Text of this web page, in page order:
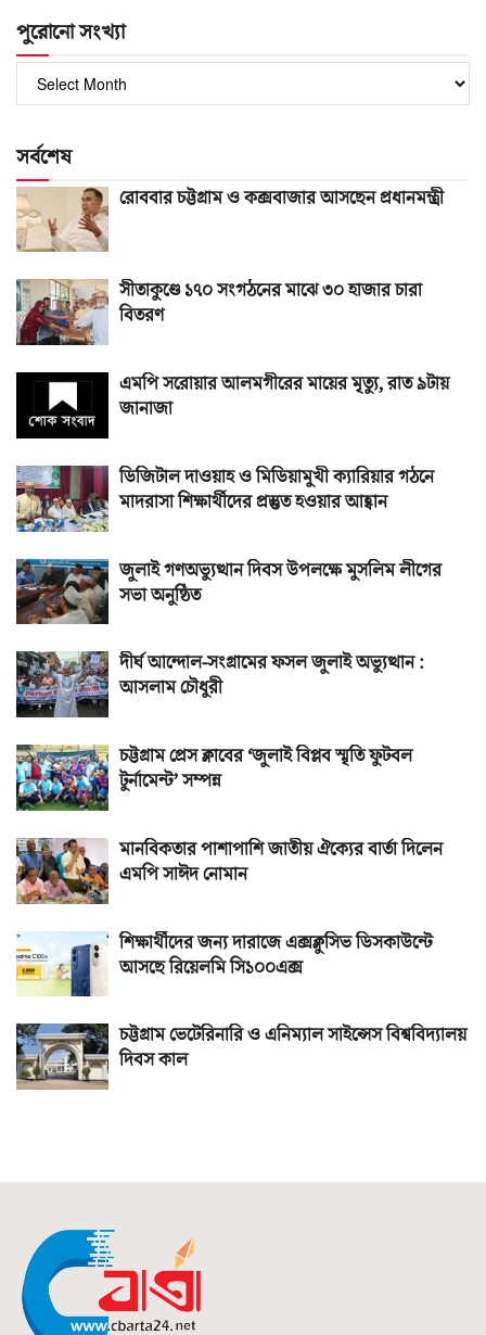
পুরোনো সংখ্যা
সংখ্যা
সর্বশেষ
রোববার চট্টগ্রাম ও কক্সবাজার আসছেন প্রধানমন্ত্রী
সীতাকুণ্ডে ১৭০ সংগঠনের মাঝে ৩০ হাজার চারা
বিতরণ
এমপি সরোয়ার আলমগীরের মায়ের মৃত্যু, রাত ৯টায়
জানাজা
ডিজিটাল দাওয়াহ ও মিডিয়ামুখী ক্যারিয়ার গঠনে
মাদরাসা শিক্ষার্থীদের প্রস্তুত হওয়ার আহ্বান
জুলাই গণঅভ্যুত্থান দিবস উপলক্ষে মুসলিম লীগের
সভা অনুষ্ঠিত
দীর্ঘ আন্দোল-সংগ্রামের ফসল জুলাই অভ্যুত্থান :
আসলাম চৌধুরী
চট্টগ্রাম প্রেস ক্লাবের ‘জুলাই বিপ্লব স্মৃতি ফুটবল
টুর্নামেন্ট’ সম্পন্ন
মানবিকতার পাশাপাশি জাতীয় ঐক্যের বার্তা দিলেন
এমপি সাঈদ নোমান
শিক্ষার্থীদের জন্য দারাজে এক্সক্লুসিভ ডিসকাউন্টে
আসছে রিয়েলমি সি১০০এক্স
চট্টগ্রাম ভেটেরিনারি ও এনিম্যাল সাইন্সেস বিশ্ববিদ্যালয়
দিবস কাল